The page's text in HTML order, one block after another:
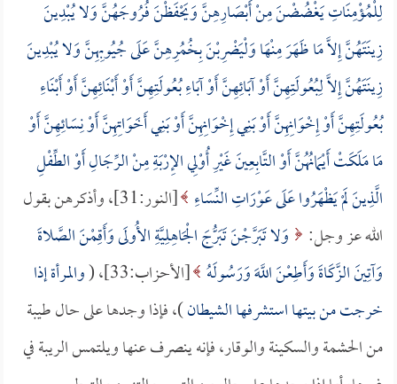
لِلْمُؤْمِنَاتِ يَغْضُضْنَ مِنْ أَبْصَارِهِنَّ وَيَحْفَظْنَ فُرُوجَهُنَّ وَلا يُبْدِينَ
زِينَتَهُنَّ إِلاَّ مَا ظَهَرَ مِنْهَا وَلْيَضْرِبْنَ بِخُمُرِهِنَّ عَلَى جُيُوبِهِنَّ وَلا يُبْدِينَ
زِينَتَهُنَّ إِلاَّ لِبُعُولَتِهِنَّ أَوْ آبَائِهِنَّ أَوْ آبَاءِ بُعُولَتِهِنَّ أَوْ أَبْنَائِهِنَّ أَوْ أَبْنَاءِ
بُعُولَتِهِنَّ أَوْ إِخْوَانِهِنَّ أَوْ بَنِي إِخْوَانِهِنَّ أَوْ بَنِي أَخَوَاتِهِنَّ أَوْ نِسَائِهِنَّ أَوْ
مَا مَلَكَتْ أَيْمَانُهُنَّ أَوْ التَّابِعِينَ غَيْرِ أُوْلِي الإِرْبَةِ مِنْ الرِّجَالِ أَوْ الطِّفْلِ
الَّذِينَ لَمْ يَظْهَرُوا عَلَى عَوْرَاتِ النِّسَاءِ
[النور:31]، وأذكرهن بقول
الله عز وجل:
وَلا تَبَرَّجْنَ تَبَرُّجَ الْجَاهِلِيَّةِ الأُولَى وَأَقِمْنَ الصَّلاةَ
وَآتِينَ الزَّكَاةَ وَأَطِعْنَ اللَّهَ وَرَسُولَهُ [الأحزاب:33]، (
والمرأة إذا
خرجت من بيتها استشرفها الشيطان)، فإذا وجدها على حال طيبة
من الحشمة والسكينة والوقار، فإنه ينصرف عنها ويلتمس الريبة في